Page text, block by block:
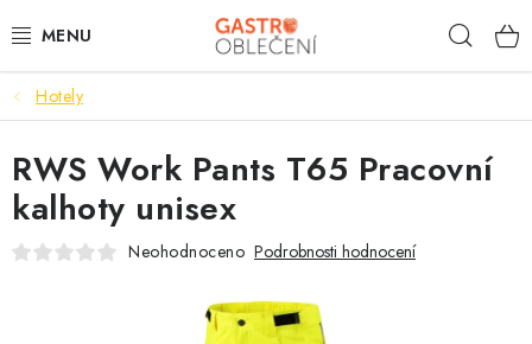
na
PRACOVNÍ OBLEČENÍ
VOLNOČASOVÉ
KUCHYNĚ
Hotely
RWS Work Pants T65 Pracovní
kalhoty unisex
Neohodnoceno Podrobnosti hodnocení